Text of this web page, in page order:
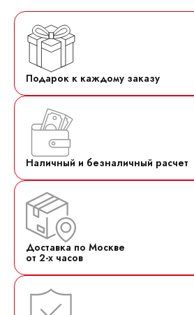
Подарок к каждому заказу
Наличный и безналичный расчет
Доставка по Москве
от 2-х часов